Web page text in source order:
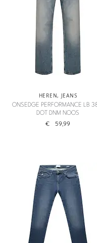
HEREN, JEANS
ONSEDGE PERFORMANCE LB
DOT DNM NOOS
€ 59,99